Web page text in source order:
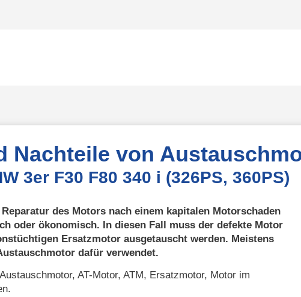
Nachteile von
3er F30 F80 340 i (326PS, 360PS)
des Motors nach einem kapitalen Motorschaden
oder ökonomisch. In diesen Fall muss der defekte Motor
Ersatzmotor ausgetauscht werden. Meistens
dafür verwendet.
Austauschmotor, AT-Motor, ATM, Ersatzmotor, Motor im